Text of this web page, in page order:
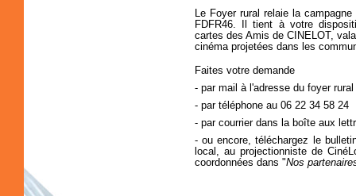
Le Foyer rural relaie la
FDFR46. Il tient à votre
cartes des Amis de CINELOT,
cinéma projetées dans les
Faites votre demande
- par mail à l'adresse du foyer
- par téléphone au 06 22 34 58 24
- par courrier dans la boîte aux
- ou encore, téléchargez le
local, au projectionniste de
coordonnées dans "Nos